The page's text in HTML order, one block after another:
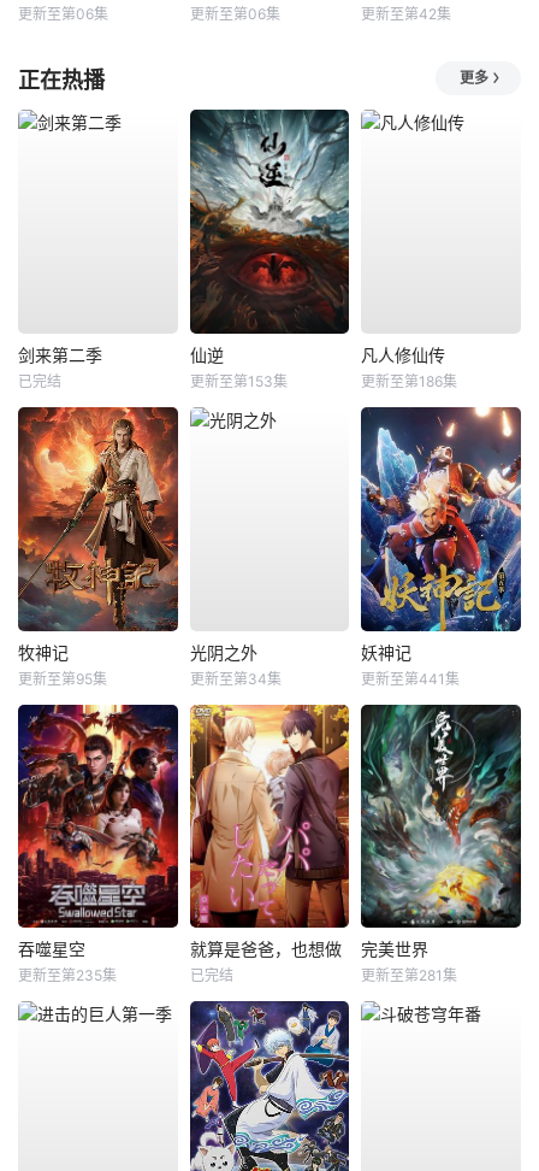
更新至第06集 更新至第06集 更新至第42集
正在热播 更多
剑来第二季
已完结
仙逆
更新至第153集
凡人修仙传
更新至第186集
牧神记
更新至第95集
光阴之外
更新至第34集
妖神记
更新至第441集
吞噬星空
更新至第235集
就算是爸爸，也想做
已完结
完美世界
更新至第281集